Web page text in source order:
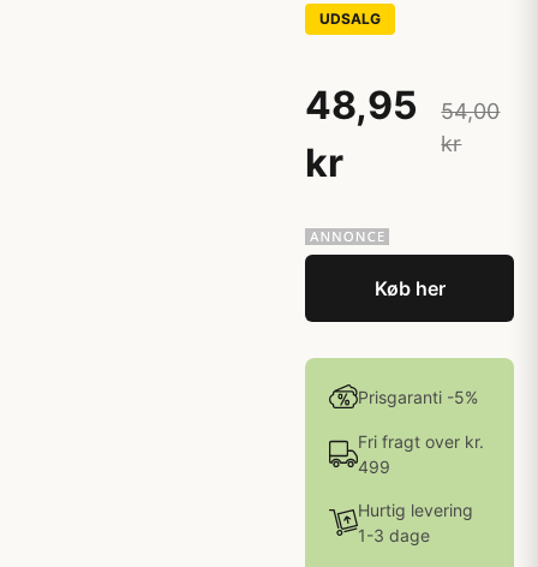
UDSALG
48,95
kr
54,00
kr
Køb her
Prisgaranti -5%
Fri fragt over kr.
499
Hurtig levering
1-3 dage